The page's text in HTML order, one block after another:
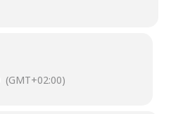
(GMT+02:00)